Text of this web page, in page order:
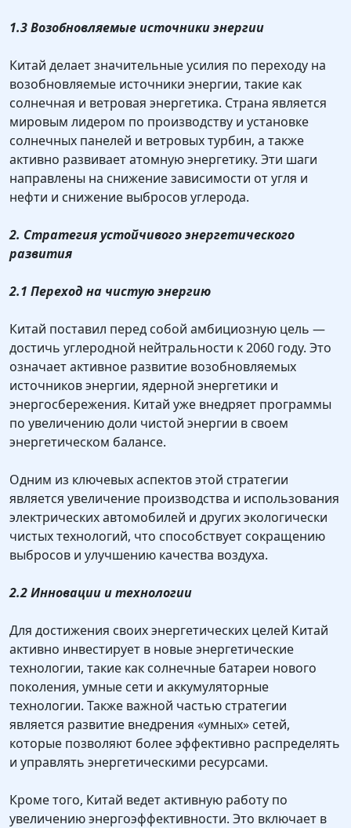
1.3 Возобновляемые источники энергии
Китай делает значительные усилия по переходу на
возобновляемые источники энергии, такие как
солнечная и ветровая энергетика. Страна является
мировым лидером по производству и установке
солнечных панелей и ветровых турбин, а также
активно развивает атомную энергетику. Эти шаги
направлены на снижение зависимости от угля и
нефти и снижение выбросов углерода.
2. Стратегия устойчивого энергетического
развития
2.1 Переход на чистую энергию
Китай поставил перед собой амбициозную цель —
достичь углеродной нейтральности к 2060 году. Это
означает активное развитие возобновляемых
источников энергии, ядерной энергетики и
энергосбережения. Китай уже внедряет программы
по увеличению доли чистой энергии в своем
энергетическом балансе.
Одним из ключевых аспектов этой стратегии
является увеличение производства и использования
электрических автомобилей и других экологически
чистых технологий, что способствует сокращению
выбросов и улучшению качества воздуха.
2.2 Инновации и технологии
Для достижения своих энергетических целей Китай
активно инвестирует в новые энергетические
технологии, такие как солнечные батареи нового
поколения, умные сети и аккумуляторные
технологии. Также важной частью стратегии
является развитие внедрения «умных» сетей,
которые позволяют более эффективно распределять
и управлять энергетическими ресурсами.
Кроме того, Китай ведет активную работу по
увеличению энергоэффективности. Это включает в